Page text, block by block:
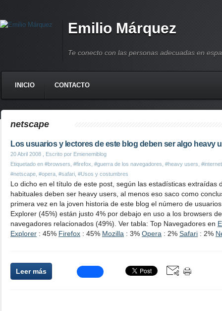
Emilio Márquez
Te conecto con las personas adecuadas en
INICIO CONTACTO
netscape
Los usuarios y lectores de este blog deben ser algo heavy
20 Abril 2008 , Escrito por Emienemiblog
Etiquetado en #browsers #firefox #guerra de los navegadores #heavy users
#netscape #opera #safari #Usos y costumbres
Lo dicho en el título de este post, según las estadísticas extraídas
habituales deben ser heavy users, al menos eso saco como
primera vez en la joven historia de este blog el número de
Explorer (45%) están justo 4% por debajo en uso a los browsers
navegadores relacionados (49%). Ver tabla: Top Navegadores en
Explorer : 45% Firefox : 45% Mozilla : 3% Opera : 2% Safari : 2%
Leer más